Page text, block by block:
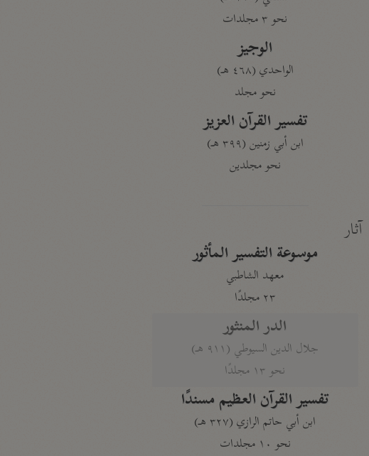
نحو ٣ مجلدات
الوجيز
الواحدي (٤٦٨ هـ)
نحو مجلد
تفسير القرآن العزيز
ابن أبي زمنين (٣٩٩ هـ)
نحو مجلدين
آثار
موسوعة التفسير المأثور
معهد الشاطبي
٢٣ مجلدًا
الدر المنثور
جلال الدين السيوطي (٩١١ هـ)
نحو ١٣ مجلدًا
تفسير القرآن العظيم مسندًا
ابن أبي حاتم الرازي (٣٢٧ هـ)
نحو ١٠ مجلدات